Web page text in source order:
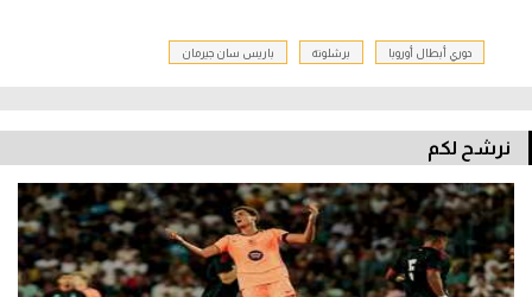
دوري أبطال أوروبا برشلونة باريس سان جيرمان
نرشح لكم